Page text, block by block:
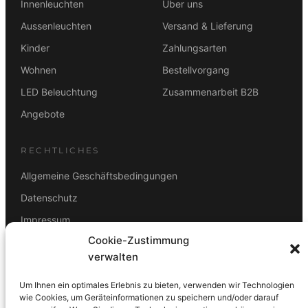
Cookie-Zustimmung
verwalten
Um Ihnen ein optimales Erlebnis zu bieten, verwenden wir Technologien
wie Cookies, um Geräteinformationen zu speichern und/oder darauf
Innenleuchten
Aussenleuchten
Kinder
Wohnen
LED Beleuchtung
Angebote
Über uns
Versand & Lieferung
Zahlungsarten
Bestellvorgang
Zusammenarbeit B2B
RECHTLICHES
Allgemeine Geschäftsbedingungen
Datenschutz
Impressum
Rücktrittsbelehrung
Vorkasse Visa Mastercard Link PayPal
G-Pay